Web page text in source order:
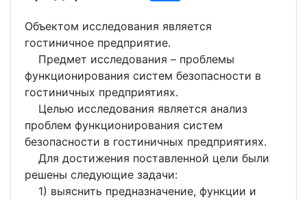
Объектом исследования является
гостиничное предприятие.
Предмет исследования – проблемы
функционирования систем безопасности в
гостиничных предприятиях.
Целью исследования является анализ
проблем функционирования систем
безопасности в гостиничных предприятиях.
Для достижения поставленной цели были
решены следующие задачи:
1) выяснить предназначение, функции и